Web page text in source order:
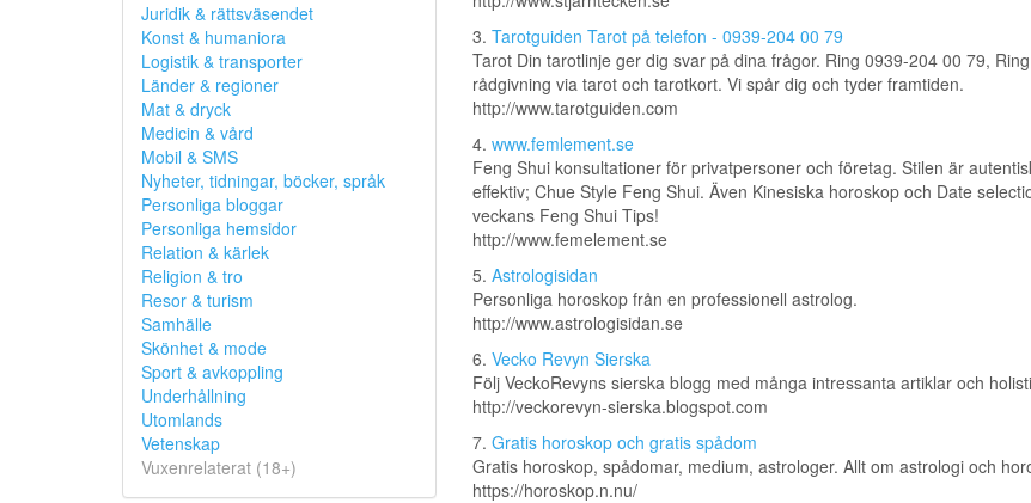
Juridik & rättsväsendet
Konst & humaniora
Logistik & transporter
Länder & regioner
Mat & dryck
Medicin & vård
Mobil & SMS
Nyheter, tidningar, böcker, språk
Personliga bloggar
Personliga hemsidor
Relation & kärlek
Religion & tro
Resor & turism
Samhälle
Skönhet & mode
Sport & avkoppling
Underhållning
Utomlands
Vetenskap
Vuxenrelaterat (18+)
3. Tarotguiden Tarot på telefon - 0939-204 00 79
Tarot Din tarotlinje ger dig svar på dina frågor. Ring 0939-204 00 79,
rådgivning via tarot och tarotkort. Vi spår dig och tyder framtiden.
http://www.tarotguiden.com
4. www.femlement.se
Feng Shui konsultationer för privatpersoner och företag. Stilen är
effektiv; Chue Style Feng Shui. Även Kinesiska horoskop och Date
veckans Feng Shui Tips!
http://www.femelement.se
5. Astrologisidan
Personliga horoskop från en professionell astrolog.
http://www.astrologisidan.se
6. Vecko Revyn Sierska
Följ VeckoRevyns sierska blogg med många intressanta artiklar och
http://veckorevyn-sierska.blogspot.com
7. Gratis horoskop och gratis spådom
Gratis horoskop, spådomar, medium, astrologer. Allt om astrologi och
https://horoskop.n.nu/